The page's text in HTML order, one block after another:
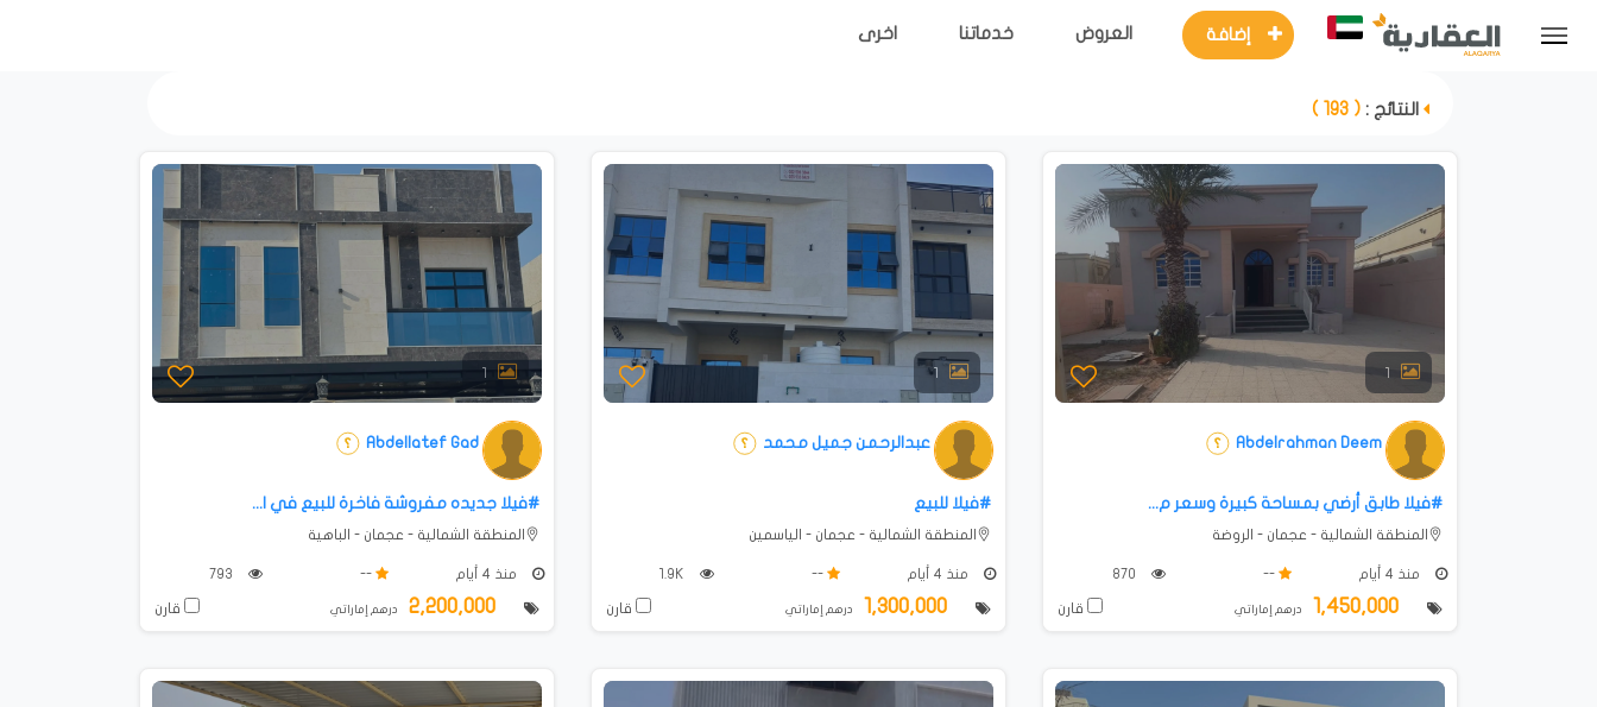
إضافة العروض خدماتنا اخرى
النتائج : ( 193 )
1
Abdelrahman Deem
#فيلا طابق أرضي بمساحة كبيرة وسعر م...
المنطقة الشمالية - عجمان - الروضة
منذ 4 أيام --
درهم إماراتي قارن
1
عبدالرحمن جميل محمد
#فيلا للبيع
المنطقة الشمالية - عجمان - الياسمين
منذ 4 أيام --
درهم إماراتي قارن
1
Abdellatef Gad
#فيلا جديده مفروشة فاخرة للبيع في ا...
المنطقة الشمالية - عجمان - الباهية
منذ 4 أيام --
درهم إماراتي قارن